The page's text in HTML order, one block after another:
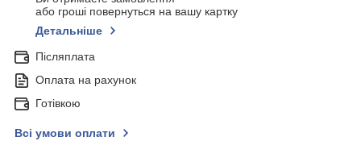
або гроші повернуться на вашу картку
Детальніше
Післяплата
Оплата на рахунок
Готівкою
Всі умови оплати